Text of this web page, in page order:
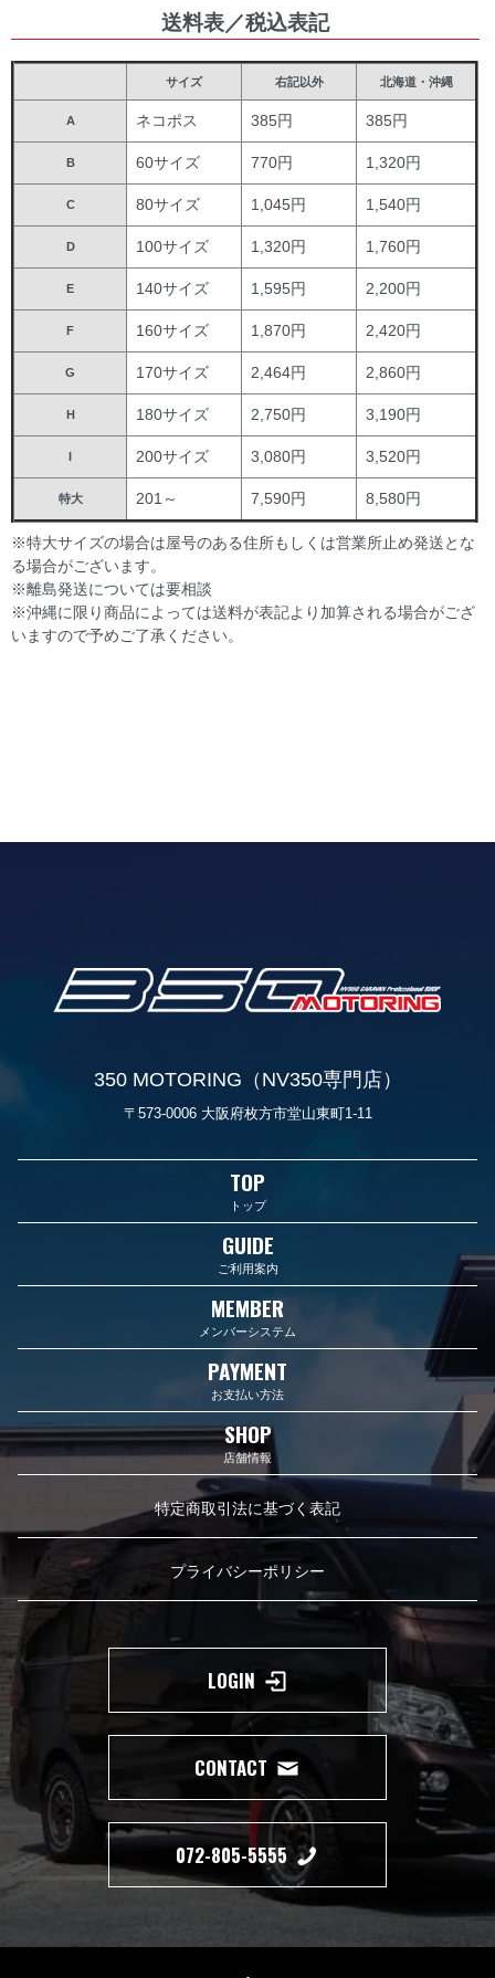
送料表／税込表記
サイズ 右記以外 北海道・沖縄
A ネコポス 385円 385円
B 60サイズ 770円 1,320円
C 80サイズ 1,045円 1,540円
D 100サイズ 1,320円 1,760円
E 140サイズ 1,595円 2,200円
F 160サイズ 1,870円 2,420円
G 170サイズ 2,464円 2,860円
H 180サイズ 2,750円 3,190円
I 200サイズ 3,080円 3,520円
特大 201～ 7,590円 8,580円
※特大サイズの場合は屋号のある住所もしくは営業所止め発送とな
る場合がございます。
※離島発送については要相談
※沖縄に限り商品によっては送料が表記より加算される場合がござ
いますので予めご了承ください。
350 MOTORING（NV350専門店）
〒573-0006 大阪府枚方市堂山東町1-11
TOP
トップ
GUIDE
ご利用案内
MEMBER
メンバーシステム
PAYMENT
お支払い方法
SHOP
店舗情報
特定商取引法に基づく表記
プライバシーポリシー
LOGIN
CONTACT
072-805-5555